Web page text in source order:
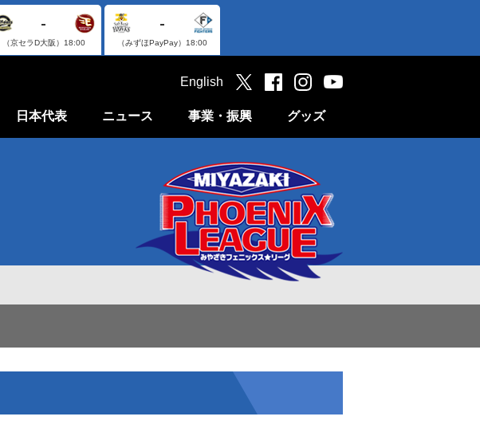
-
（京セラD大阪） 18:00
-
（みずほPayPay） 18:00
日本代表 ニュース 事業・振興 グッズ
English